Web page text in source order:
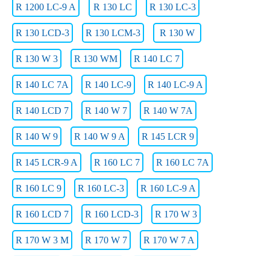
R 1200 LC-9 A R 130 LC R 130 LC-3
R 130 LCD-3 R 130 LCM-3 R 130 W
R 130 W 3 R 130 WM R 140 LC 7
R 140 LC 7A R 140 LC-9 R 140 LC-9 A
R 140 LCD 7 R 140 W 7 R 140 W 7A
R 140 W 9 R 140 W 9 A R 145 LCR 9
R 145 LCR-9 A R 160 LC 7 R 160 LC 7A
R 160 LC 9 R 160 LC-3 R 160 LC-9 A
R 160 LCD 7 R 160 LCD-3 R 170 W 3
R 170 W 3 M R 170 W 7 R 170 W 7 A